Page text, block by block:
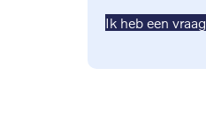
Ik heb een vraag